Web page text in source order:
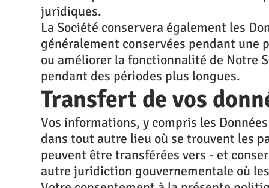
juridiques.
La Société conservera également les
généralement conservées pendant une
ou améliorer la fonctionnalité de Notre
pendant des périodes plus longues.
Transfert de vos
Vos informations, y compris les
dans tout autre lieu où se trouvent les
peuvent être transférées vers - et
autre juridiction gouvernementale où